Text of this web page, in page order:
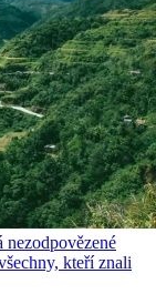
nezodpovězené
kteří znali